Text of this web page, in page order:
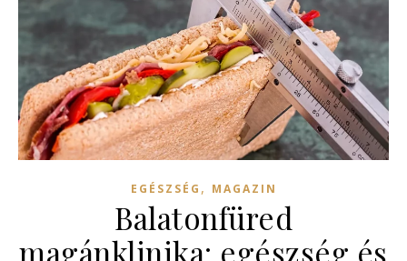
EGÉSZSÉG , MAGAZIN
Balatonfüred
magánklinika: egészség és